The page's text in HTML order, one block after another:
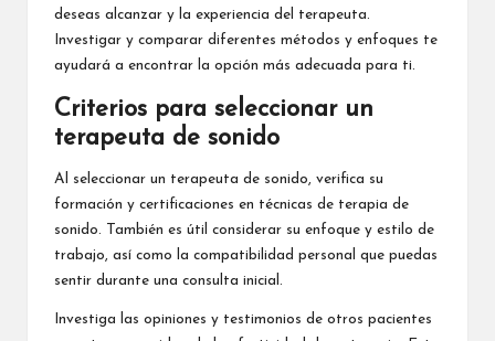
deseas alcanzar y la experiencia del terapeuta.
Investigar y comparar diferentes métodos y enfoques te
ayudará a encontrar la opción más adecuada para ti.
Criterios para seleccionar un
terapeuta de sonido
Al seleccionar un terapeuta de sonido, verifica su
formación y certificaciones en técnicas de terapia de
sonido. También es útil considerar su enfoque y estilo de
trabajo, así como la compatibilidad personal que puedas
sentir durante una consulta inicial.
Investiga las opiniones y testimonios de otros pacientes